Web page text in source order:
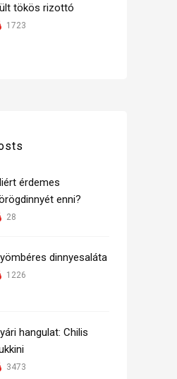
tökös rizottó
1723
érdemes
enni?
28
dinnyesaláta
1226
hangulat: Chilis
3473